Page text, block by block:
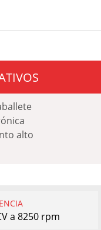
alto
a 8250 rpm